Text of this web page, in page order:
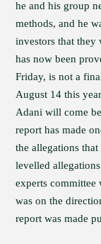
he and his group
methods, and he
investors that they
has now been
Friday, is not a
August 14 this
Adani will come
report has made
the allegations
levelled
experts committee
was on the
report was made